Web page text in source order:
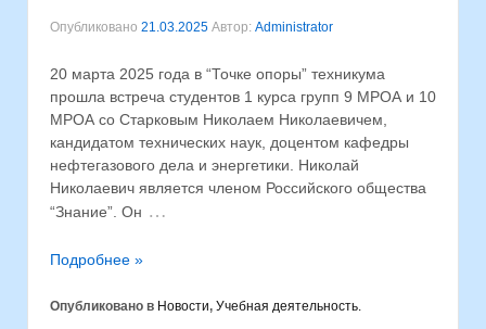
Опубликовано 21.03.2025 Автор: Administrator
20 марта 2025 года в “Точке опоры” техникума
прошла встреча студентов 1 курса групп 9 МРОА и 10
МРОА со Старковым Николаем Николаевичем,
кандидатом технических наук, доцентом кафедры
нефтегазового дела и энергетики. Николай
Николаевич является членом Российского общества
“Знание”. Он …
Подробнее »
Опубликовано в Новости, Учебная деятельность.